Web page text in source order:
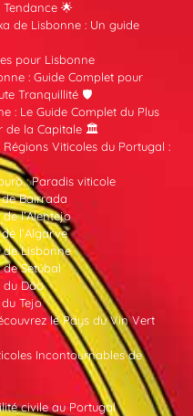
🌟
de Lisbonne : Un guide
pour Lisbonne
: Guide Complet pour
Tranquillité 🛡️
: Le Guide Complet du Plus
de la Capitale 🏛️
Régions Viticoles du Portugal :
: Paradis viticole
Bairrada
l’Alentejo
l’Algarve
de Lisbonne
Setúbal
du Dão
Tejo
le Pays du Vin Vert
Incontournables de
civile au Portugal